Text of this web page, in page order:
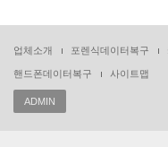
업체소개 포렌식데이터복구
핸드폰데이터복구 사이트맵
ADMIN